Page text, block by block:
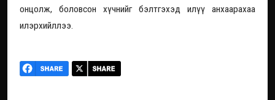
онцолж, боловсон хүчнийг бэлтгэхэд илүү анхаарахаа
илэрхийллээ.